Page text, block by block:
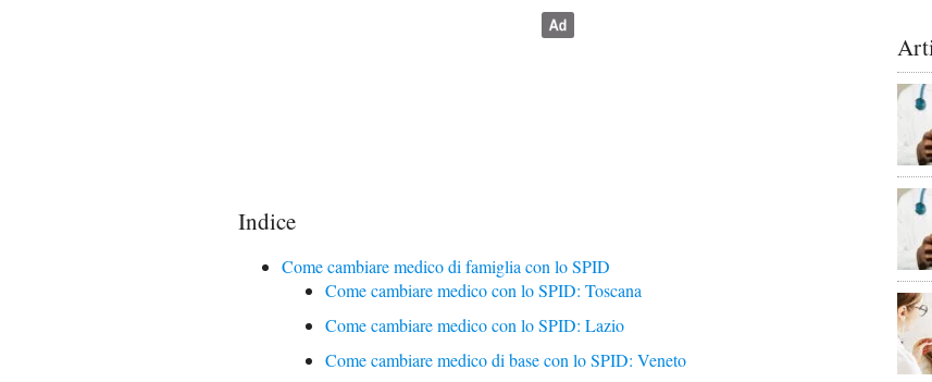
Indice
Come cambiare medico di famiglia con lo SPID
Come cambiare medico con lo SPID: Toscana
Come cambiare medico con lo SPID: Lazio
Come cambiare medico di base con lo SPID: Veneto